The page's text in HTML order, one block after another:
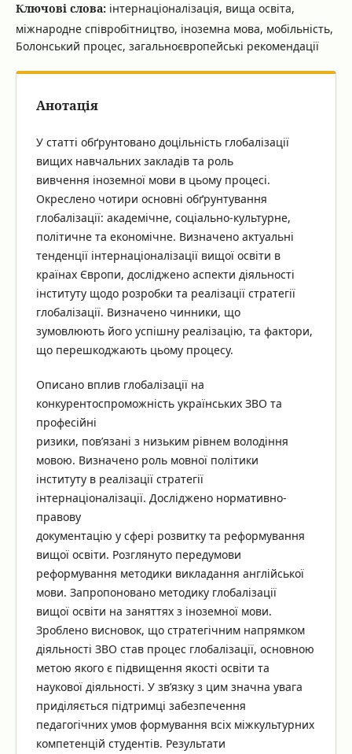
Ключові слова: інтернаціоналізація, вища освіта,
міжнародне співробітництво, іноземна мова, мобільність,
Болонський процес, загальноєвропейські рекомендації
Анотація
У статті обґрунтовано доцільність глобалізації
вищих навчальних закладів та роль
вивчення іноземної мови в цьому процесі.
Окреслено чотири основні обґрунтування
глобалізації: академічне, соціально-культурне,
політичне та економічне. Визначено актуальні
тенденції інтернаціоналізації вищої освіти в
країнах Європи, досліджено аспекти діяльності
інституту щодо розробки та реалізації стратегії
глобалізації. Визначено чинники, що
зумовлюють його успішну реалізацію, та фактори,
що перешкоджають цьому процесу.
Описано вплив глобалізації на
конкурентоспроможність українських ЗВО та
професійні
ризики, пов’язані з низьким рівнем володіння
мовою. Визначено роль мовної політики
інституту в реалізації стратегії
інтернаціоналізації. Досліджено нормативно-
правову
документацію у сфері розвитку та реформування
вищої освіти. Розглянуто передумови
реформування методики викладання англійської
мови. Запропоновано методику глобалізації
вищої освіти на заняттях з іноземної мови.
Зроблено висновок, що стратегічним напрямком
діяльності ЗВО став процес глобалізації, основною
метою якого є підвищення якості освіти та
наукової діяльності. У зв’язку з цим значна увага
приділяється підтримці забезпечення
педагогічних умов формування всіх міжкультурних
компетенцій студентів. Результати